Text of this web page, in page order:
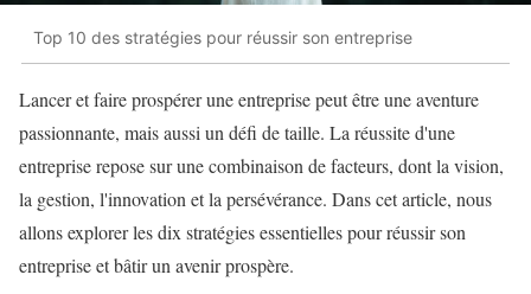
Top 10 des stratégies pour réussir son entreprise
Lancer et faire prospérer une entreprise peut être une aventure
passionnante, mais aussi un défi de taille. La réussite d'une
entreprise repose sur une combinaison de facteurs, dont la vision,
la gestion, l'innovation et la persévérance. Dans cet article, nous
allons explorer les dix stratégies essentielles pour réussir son
entreprise et bâtir un avenir prospère.